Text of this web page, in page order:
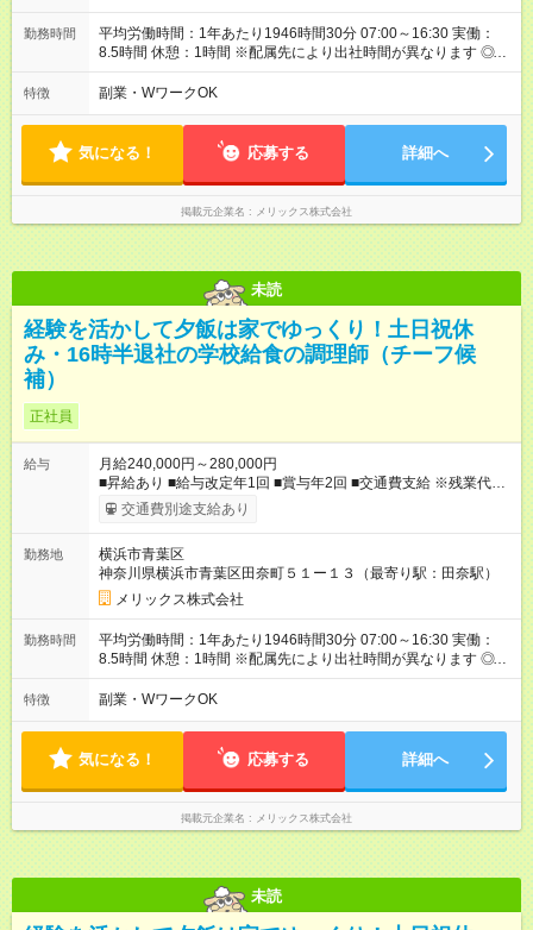
勤務時間
平均労働時間：1年あたり1946時間30分 07:00～16:30 実働：
8.5時間 休憩：1時間 ※配属先により出社時間が異なります ◎基
本は定時退社となります！夜遅くまでの残業はありません。 残
業が少なく、プライベート時間も充実出来ます。 オンオフがつ
す。 平均労働時間：1年あたり1946時間30分 07:00～16:30 実
働：8.5時間 休憩：1時間 ※配属先により出社時間が異なります
◎基本は定時退社となります！夜遅くまでの残業はありません。
残業が少なく、プライベート時間も充実出来ます。 オンオフが
つきやすく自分時間を楽しめ、家族時間も大切にできる環境で
す。
特徴 副業・WワークOK
気になる！ 応募する 詳細へ
掲載元企業名 メリックス株式会社
未読
経験を活かして夕飯は家でゆっくり！土日祝休
み・16時半退社の学校給食の調理師（チーフ候
補）
正社員
給与
月給240,000円～280,000円
■昇給あり ■給与改定年1回 ■賞与年2回 ■交通費支給 ※残業代は
別途支給 ※試用期間3カ月あり/試用期間中の待遇に変更はござい
ません。 【試用期間】試用期間あり 試用期間の長さ：3ヶ月 雇
交通費別途支給あり
勤務地
横浜市青葉区
神奈川県横浜市青葉区田奈町５１ー１３（最寄り駅：田奈駅）
メリックス株式会社
勤務時間
平均労働時間：1年あたり1946時間30分 07:00～16:30 実働：
8.5時間 休憩：1時間 ※配属先により出社時間が異なります ◎基
本は定時退社となります！夜遅くまでの残業はありません。 残
業が少なく、プライベート時間も充実出来ます。 オンオフがつ
す。 平均労働時間：1年あたり1946時間30分 07:00～16:30 実
働：8.5時間 休憩：1時間 ※配属先により出社時間が異なります
◎基本は定時退社となります！夜遅くまでの残業はありません。
残業が少なく、プライベート時間も充実出来ます。 オンオフが
つきやすく自分時間を楽しめ、家族時間も大切にできる環境で
す。
特徴 副業・WワークOK
気になる！ 応募する 詳細へ
掲載元企業名 メリックス株式会社
未読